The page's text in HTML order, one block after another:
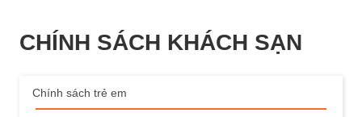
CHÍNH SÁCH KHÁCH SẠN
Chính sách trẻ em